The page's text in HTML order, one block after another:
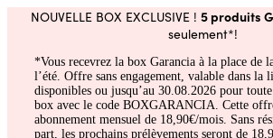
NOUVELLE BOX EXCLUSIVE ! 5 produits
seulement*!
*Vous recevrez la box Garancia à la place de
l’été. Offre sans engagement, valable dans la
disponibles ou jusqu’au 30.08.2026 pour
box avec le code BOXGARANCIA. Cette
abonnement mensuel de 18,90€/mois. Sans
part, les prochains prélèvements seront de